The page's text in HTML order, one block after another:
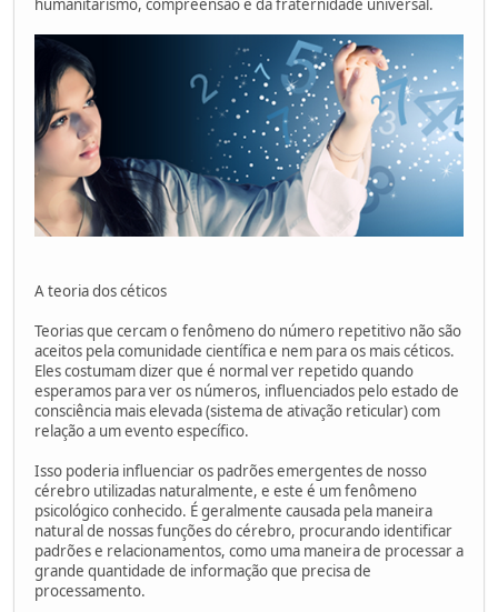
humanitarismo, compreensão e da fraternidade universal.
A teoria dos céticos
Teorias que cercam o fenômeno do número repetitivo não são
aceitos pela comunidade científica e nem para os mais céticos.
Eles costumam dizer que é normal ver repetido quando
esperamos para ver os números, influenciados pelo estado de
consciência mais elevada (sistema de ativação reticular) com
relação a um evento específico.
Isso poderia influenciar os padrões emergentes de nosso
cérebro utilizadas naturalmente, e este é um fenômeno
psicológico conhecido. É geralmente causada pela maneira
natural de nossas funções do cérebro, procurando identificar
padrões e relacionamentos, como uma maneira de processar a
grande quantidade de informação que precisa de
processamento.